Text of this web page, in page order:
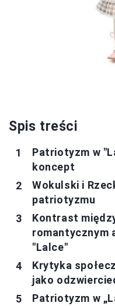
Spis treści
Patriotyzm w
koncept
Wokulski i
patriotyzmu
Kontrast
romantycznym
"Lalce"
Krytyka
jako
Patriotyzm w